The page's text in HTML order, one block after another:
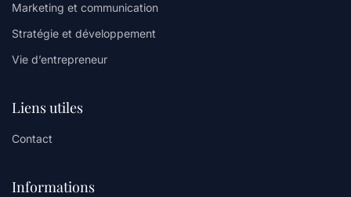
Marketing et communication
Stratégie et développement
Vie d’entrepreneur
Liens utiles
Contact
Informations